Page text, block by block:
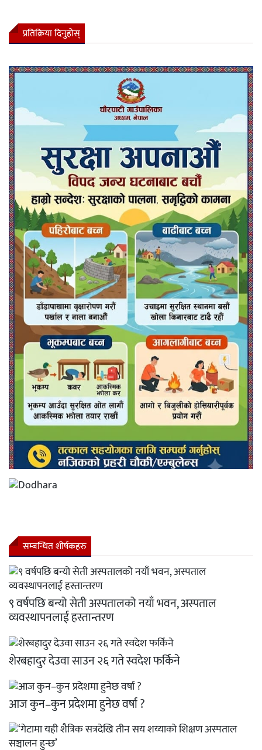
प्रतिक्रिया दिनुहोस्
सम्बन्धित शीर्षकहरु
९ वर्षपछि बन्यो सेती अस्पतालको नयाँ भवन, अस्पताल
व्यवस्थापनलाई हस्तान्तरण
शेरबहादुर देउवा साउन २६ गते स्वदेश फर्किने
आज कुन–कुन प्रदेशमा हुनेछ वर्षा ?